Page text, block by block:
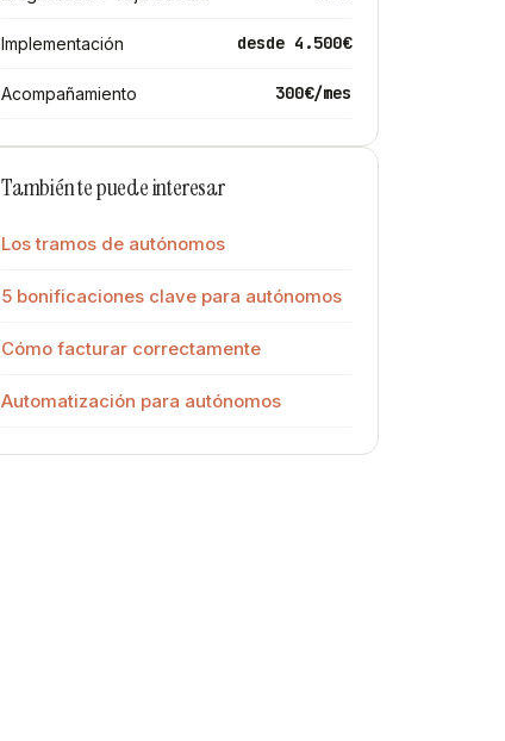
Implementación desde 4.500€
Acompañamiento 300€/mes
También te puede interesar
Los tramos de autónomos
5 bonificaciones clave para autónomos
Cómo facturar correctamente
Automatización para autónomos